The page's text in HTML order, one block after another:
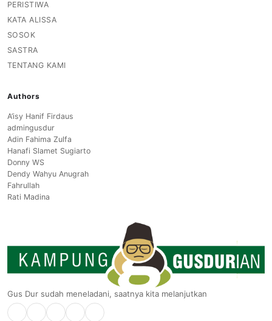
PERISTIWA
KATA ALISSA
SOSOK
SASTRA
TENTANG KAMI
Authors
A’isy Hanif Firdaus
admingusdur
Adin Fahima Zulfa
Hanafi Slamet Sugiarto
Donny WS
Dendy Wahyu Anugrah
Fahrullah
Rati Madina
Gus Dur sudah meneladani, saatnya kita melanjutkan